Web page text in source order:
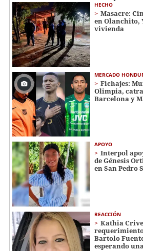
HECHO
Masacre:
en Olanchito,
vivienda
MERCADO
Fichajes:
Olimpia,
Barcelona y
APOYO
Interpol
de Génesis
en San Pedro
REACCIÓN
Kathia
Bartolo
esperando